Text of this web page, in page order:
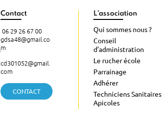
Contact
06 29 26 67 00
gdsa48@gmail.co
m
cd301052@gmail.
com
CONTACT
L’association
Qui sommes nous ?
Conseil
d’administration
Le rucher école
Parrainage
Adhérer
Techniciens Sanitaires
Apicoles